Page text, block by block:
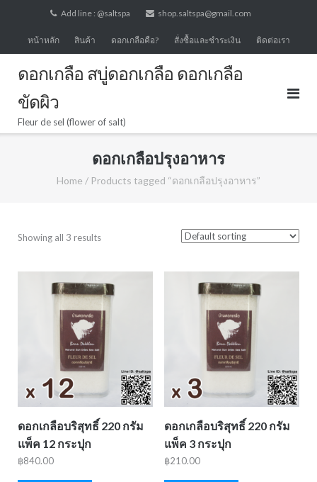
content
Add line : @saltspa shop.saltspa@gmail.com
หน้าหลัก สินค้า ดอกเกลือคือ? สั่งซื้อและชำระเงิน ติดต่อเรา
ดอกเกลือ สบู่ดอกเกลือ ดอกเกลือ
ขัดผิว
Fleur de sel (flower of salt)
ดอกเกลือปรุงอาหาร
Home / Products tagged “ดอกเกลือปรุงอาหาร”
Showing all 3 results
ดอกเกลือบริสุทธิ์ 220 กรัม
แพ็ค 12 กระปุก
฿840.00
ดอกเกลือบริสุทธิ์ 220 กรัม
แพ็ค 3 กระปุก
฿210.00